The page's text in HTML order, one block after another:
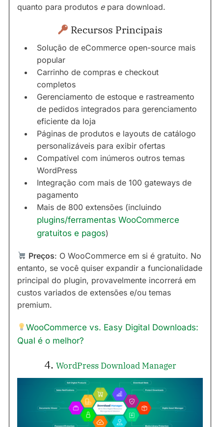
quanto para produtos epara download.
Recursos Principais
Solução de eCommerce open-source mais
popular
Carrinho de compras e checkout
completos
Gerenciamento de estoque e rastreamento
de pedidos integrados para gerenciamento
eficiente da loja
Páginas de produtos e layouts de catálogo
personalizáveis para exibir ofertas
Compatível com inúmeros outros temas
WordPress
Integração com mais de 100 gateways de
pagamento
Mais de 800 extensões (incluindo
plugins/ferramentas WooCommerce
gratuitos e pagos)
Preços: O WooCommerce em si é gratuito. No
entanto, se você quiser expandir a funcionalidade
principal do plugin, provavelmente incorrerá em
custos variados de extensões e/ou temas
premium.
WooCommerce vs. Easy Digital Downloads:
Qual é o melhor?
4. WordPress Download Manager